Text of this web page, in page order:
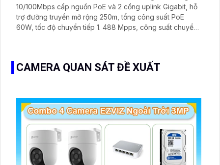
10/100Mbps cấp nguồn PoE và 2 cổng uplink Gigabit, hỗ
trợ đường truyền mở rộng 250m, tổng công suất PoE
60W, tốc độ chuyển tiếp 1. 488 Mpps, công suất chuyển
CAMERA QUAN SÁT ĐỀ XUẤT